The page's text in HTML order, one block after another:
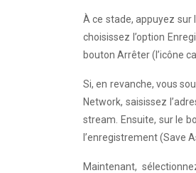
À ce stade, appuyez sur
choisissez l’option
bouton Arrêter (l’icône
Si, en revanche, vous
Network, saisissez
stream. Ensuite, sur le
l’enregistrement (Save
Maintenant,